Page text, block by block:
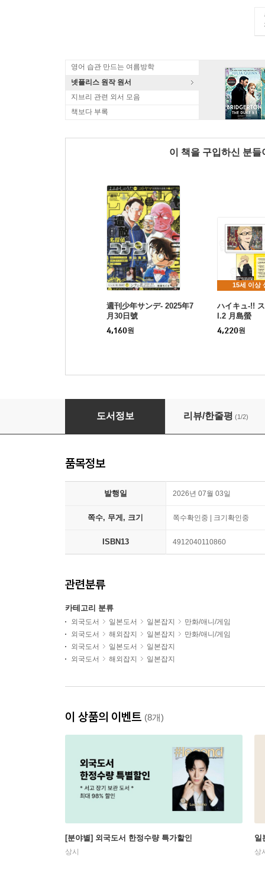
영어 습관 만드는 여름방학
넷플리스 원작 원서
지브리 관련 외서 모음
책보다 부록
이 책을 구입하신 분
週刊少年サンデ- 2025年7
月30日號
4,160원
15세 이상
ハイキュ-!!
l.2 月島螢
4,220원
最强ジャンプ 2026年8月號
도서정보 리뷰/한줄평 (1/2)
품목정보
발행일 2026년 07월 03일
쪽수, 무게, 크기 쪽수확인중 | 크기확인중
ISBN13 4912040110860
관련분류
카테고리 분류
외국도서 일본도서 일본잡지
만화/애니/게임
외국도서
해외잡지 일본잡지
만화/애니/게임
외국도서
일본도서
일본잡지
외국도서
해외잡지 일본잡지
이 상품의 이벤트 (8개)
[분야별] 외국도서 한정수량 특가할인
상시
일
상